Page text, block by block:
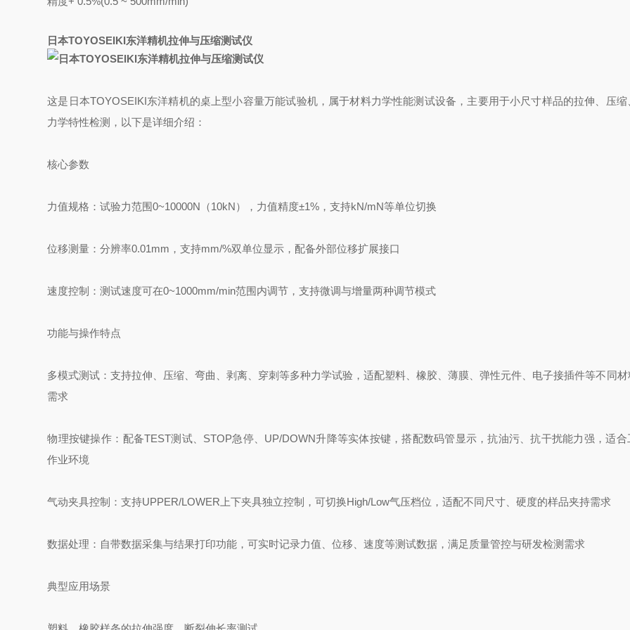
日本TOYOSEIKI东洋精机拉伸与压缩测试仪
这是日本TOYOSEIKI东洋精机的桌上型小容量万能试验机，属于材料力学性能测试设备，主要用于小尺寸样品的拉伸、压缩
力学特性检测，以下是详细介绍：
核心参数
‌力值规格‌：试验力范围0~10000N（10kN），力值精度±1%，支持kN/mN等单位切换
‌位移测量‌：分辨率0.01mm，支持mm/%双单位显示，配备外部位移扩展接口
‌速度控制‌：测试速度可在0~1000mm/min范围内调节，支持微调与增量两种调节模式
功能与操作特点
多模式测试‌：支持拉伸、压缩、弯曲、剥离、穿刺等多种力学试验，适配塑料、橡胶、薄膜、弹性元件、电子接插件等不同
需求
物理按键操作‌：配备TEST测试、STOP急停、UP/DOWN升降等实体按键，搭配数码管显示，抗油污、抗干扰能力强，适合
作业环境
‌气动夹具控制‌：支持UPPER/LOWER上下夹具独立控制，可切换High/Low气压档位，适配不同尺寸、硬度的样品夹持需求
‌数据处理‌：自带数据采集与结果打印功能，可实时记录力值、位移、速度等测试数据，满足质量管控与研发检测需求
典型应用场景